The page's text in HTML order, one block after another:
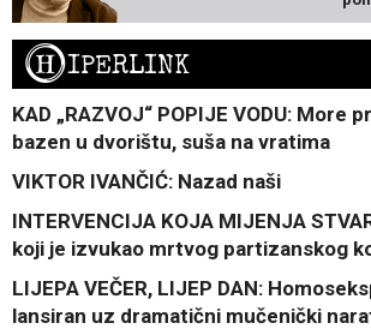
HIPERLINK
KAD „RAZVOJ“ POPIJE VODU: More
bazen u dvorištu, suša na vratima
VIKTOR IVANČIĆ: Nazad naši
INTERVENCIJA KOJA MIJENJA
koji je izvukao mrtvog partizanskog
LIJEPA VEČER, LIJEP DAN:
lansiran uz dramatični mučenički